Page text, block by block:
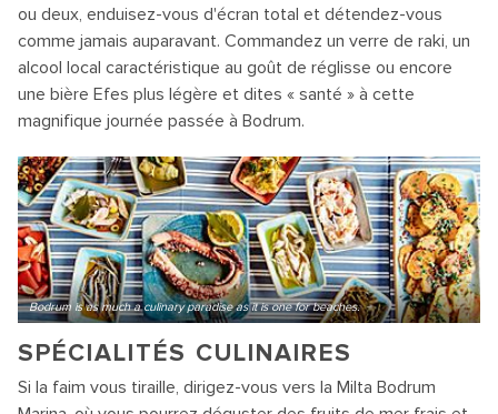
ou deux, enduisez-vous d'écran total et détendez-vous
comme jamais auparavant. Commandez un verre de raki, un
alcool local caractéristique au goût de réglisse ou encore
une bière Efes plus légère et dites « santé » à cette
magnifique journée passée à Bodrum.
Bodrum is as much a culinary paradise as it is one for beaches.
SPÉCIALITÉS CULINAIRES
Si la faim vous tiraille, dirigez-vous vers la Milta Bodrum